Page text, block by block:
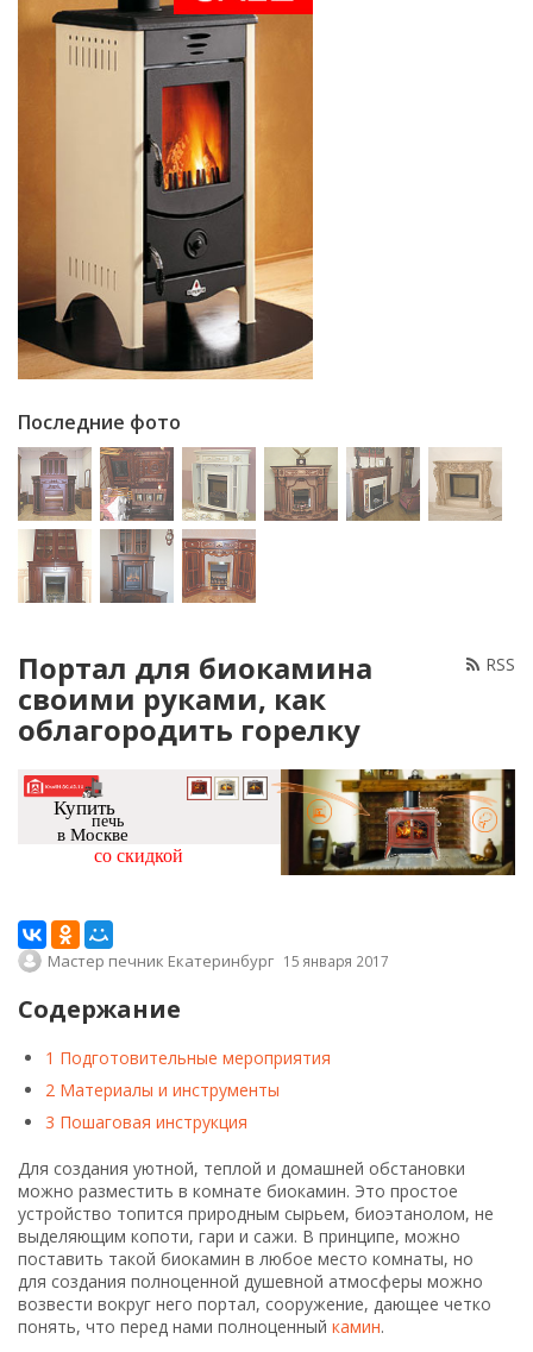
Последние фото
RSS
Портал для биокамина
своими руками, как
облагородить горелку
Купить
печь
в Москве
со скидкой
Мастер печник Екатеринбург 15 января 2017
Содержание
1 Подготовительные мероприятия
2 Материалы и инструменты
3 Пошаговая инструкция
Для создания уютной, теплой и домашней обстановки
можно разместить в комнате биокамин. Это простое
устройство топится природным сырьем, биоэтанолом, не
выделяющим копоти, гари и сажи. В принципе, можно
поставить такой биокамин в любое место комнаты, но
для создания полноценной душевной атмосферы можно
возвести вокруг него портал, сооружение, дающее четко
понять, что перед нами полноценный камин.